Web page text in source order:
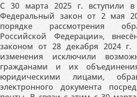
С 30 марта 2025 г. вступили
Федеральный закон от 2 мая
порядке рассмотрения
Российской Федерации»,
законом от 28 декабря 2024
изменения исключили
гражданами и их
юридическими лицами,
электронного документа